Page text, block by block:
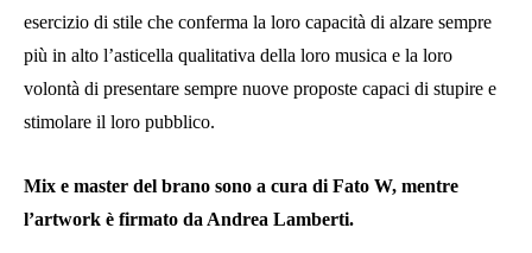
esercizio di stile che conferma la loro capacità di alzare sempre
più in alto l’asticella qualitativa della loro musica e la loro
volontà di presentare sempre nuove proposte capaci di stupire e
stimolare il loro pubblico.
Mix e master del brano sono a cura di Fato W, mentre
l’artwork è firmato da Andrea Lamberti.